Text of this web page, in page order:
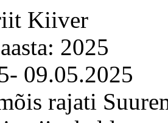
Kiiver
2025
09.05.2025
rajati